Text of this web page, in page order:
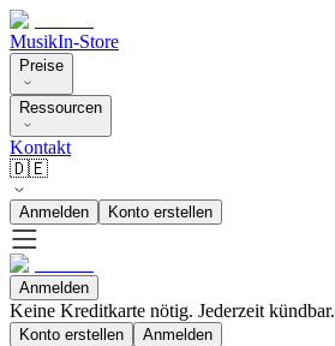
MusikIn-Store
Preise
Ressourcen
Kontakt
🇩🇪
Anmelden Konto erstellen
Anmelden
Keine Kreditkarte nötig. Jederzeit kündbar.
Konto erstellen Anmelden